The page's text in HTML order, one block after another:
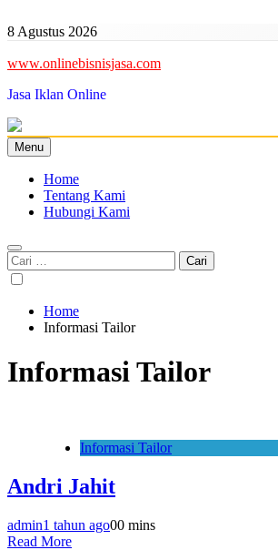
to
8 Agustus 2026
www.onlinebisnisjasa.com
Jasa Iklan Online
Menu
Home
Tentang Kami
Hubungi Kami
Cari
untuk:
Home
Informasi Tailor
Informasi Tailor
Informasi Tailor
Andri Jahit
admin1 tahun ago00 mins
Read More